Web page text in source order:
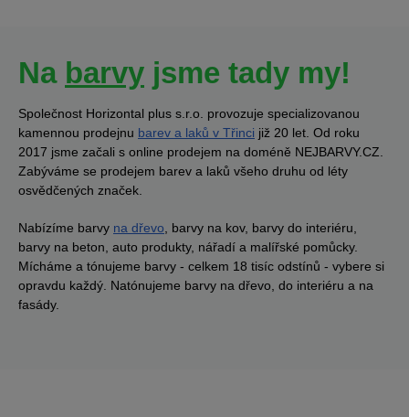
Na barvy jsme tady my!
Společnost Horizontal plus s.r.o. provozuje specializovanou
kamennou prodejnu barev a laků v Třinci již 20 let. Od roku
2017 jsme začali s online prodejem na doméně NEJBARVY.CZ.
Zabýváme se prodejem barev a laků všeho druhu od léty
osvědčených značek.
Nabízíme barvy na dřevo , barvy na kov, barvy do interiéru,
barvy na beton, auto produkty, nářadí a malířské pomůcky.
Mícháme a tónujeme barvy - celkem 18 tisíc odstínů - vybere si
opravdu každý. Natónujeme barvy na dřevo, do interiéru a na
fasády.